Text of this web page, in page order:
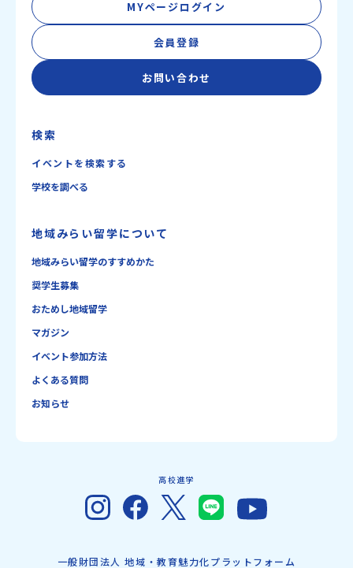
MYページログイン
会員登録
お問い合わせ
検索
イベントを検索する
学校を調べる
地域みらい留学について
地域みらい留学のすすめかた
奨学生募集
おためし地域留学
マガジン
イベント参加方法
よくある質問
お知らせ
高校進学
一般財団法人 地域・教育魅力化プラットフォーム